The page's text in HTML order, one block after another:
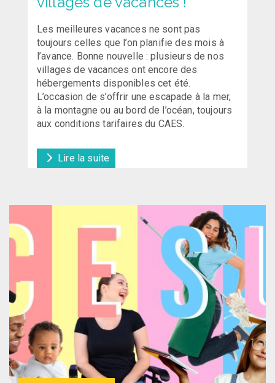
Les meilleures vacances ne sont pas
toujours celles que l’on planifie des mois à
l’avance. Bonne nouvelle : plusieurs de nos
villages de vacances ont encore des
hébergements disponibles cet été.
L’occasion de s’offrir une escapade à la mer,
à la montagne ou au bord de l’océan, toujours
aux conditions tarifaires du CAES.
Lire la suite